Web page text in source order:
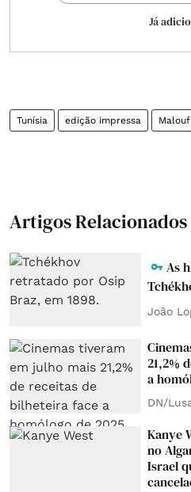
Já
Tunísia edição impressa Malouf
Artigos Relacionados
As
João
21,2%
a
DN/
Kanye
no
Israel